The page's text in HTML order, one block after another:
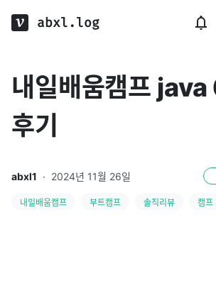
abxl.log
내일배움캠프 java
후기
abxl1 · 2024년 11월 26일
내일배움캠프 부트캠프 솔직리뷰 캠프